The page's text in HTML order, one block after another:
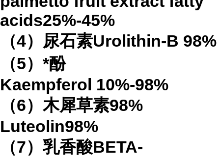
acids25%-45%
（4） 尿石素Urolithin-B 98%
（5）*酚
Kaempferol 10%-98%
（6）木犀草素98%
Luteolin98%
（7）乳香酸BETA-